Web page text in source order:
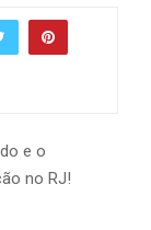
e o
no RJ!